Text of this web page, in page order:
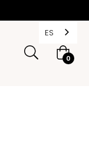
Cesta
de0
ES